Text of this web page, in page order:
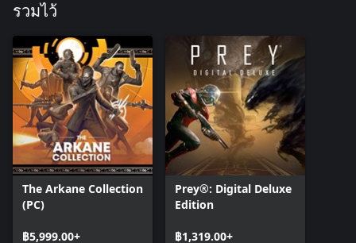
รวมไว้
The Arkane Collection
(PC)
฿5,999.00+
Prey®: Digital Deluxe
Edition
฿1,319.00+